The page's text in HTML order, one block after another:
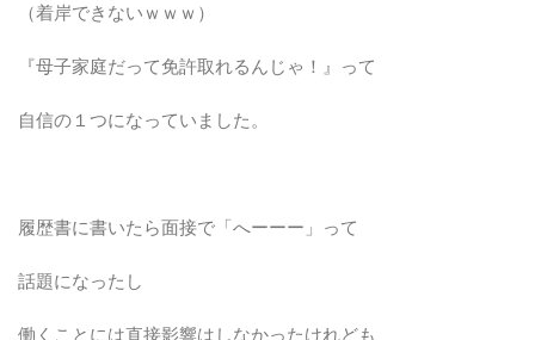
（着岸できないｗｗｗ）
『母子家庭だって免許取れるんじゃ！』って
自信の１つになっていました。
履歴書に書いたら面接で「へーーー」って
話題になったし
働くことには直接影響はしなかったけれども